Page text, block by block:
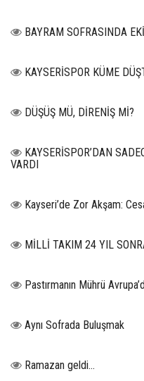
BAYRAM SOFRASINDA
KAYSERİSPOR KÜME
DÜŞÜŞ MÜ, DİRENİŞ Mİ?
KAYSERİSPOR’DAN
VARDI
Kayseri’de Zor Akşam:
MİLLİ TAKIM 24 YIL
Pastırmanın Mührü
Aynı Sofrada Buluşmak
Ramazan geldi…